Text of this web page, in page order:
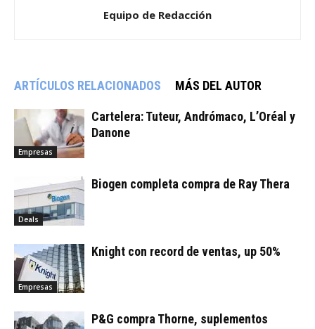
Equipo de Redacción
ARTÍCULOS RELACIONADOS MÁS DEL AUTOR
Empresas
Cartelera: Tuteur, Andrómaco, L’Oréal y
Danone
Deals
Biogen completa compra de Ray Thera
Empresas
Knight con record de ventas, up 50%
P&G compra Thorne, suplementos